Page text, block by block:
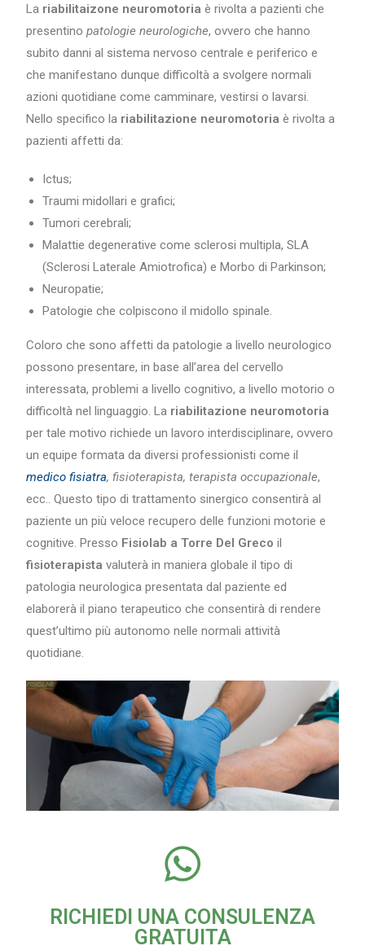
La riabilitaizone neuromotoria è rivolta a pazienti che
presentinopatologie neurologiche, ovvero che hanno
subito danni al sistema nervoso centrale e periferico e
che manifestano dunque difficoltà a svolgere normali
azioni quotidiane come camminare, vestirsi o lavarsi.
Nello specifico la riabilitazione neuromotoria è rivolta a
pazienti affetti da:
Ictus;
Traumi midollari e grafici;
Tumori cerebrali;
Malattie degenerative come sclerosi multipla, SLA
(Sclerosi Laterale Amiotrofica) e Morbo di Parkinson;
Neuropatie;
Patologie che colpiscono il midollo spinale.
Coloro che sono affetti da patologie a livello neurologico
possono presentare, in base all’area del cervello
interessata, problemi a livello cognitivo, a livello motorio o
difficoltà nel linguaggio. La riabilitazione neuromotoria
per tale motivo richiede un lavoro interdisciplinare, ovvero
un equipe formata da diversi professionisti come il
medico fisiatra, fisioterapista, terapista occupazionale,
ecc.. Questo tipo di trattamento sinergico consentirà al
paziente un più veloce recupero delle funzioni motorie e
cognitive. Presso Fisiolab a Torre Del Greco il
fisioterapista valuterà in maniera globale il tipo di
patologia neurologica presentata dal paziente ed
elaborerà il piano terapeutico che consentirà di rendere
quest’ultimo più autonomo nelle normali attività
quotidiane.
RICHIEDI UNA CONSULENZA
GRATUITA